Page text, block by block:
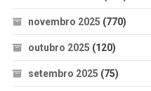
novembro 2025 (770)
outubro 2025 (120)
setembro 2025 (75)